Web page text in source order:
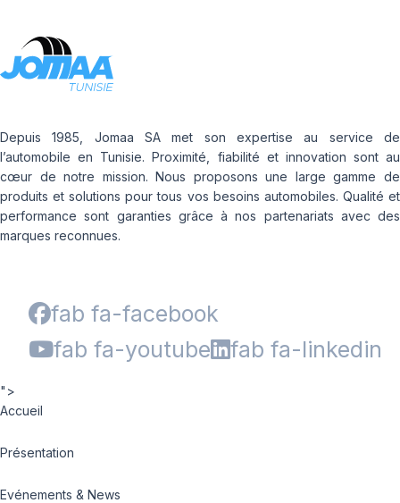
Depuis 1985, Jomaa SA met son expertise au service de
l’automobile en Tunisie. Proximité, fiabilité et innovation sont au
cœur de notre mission. Nous proposons une large gamme de
produits et solutions pour tous vos besoins automobiles. Qualité et
performance sont garanties grâce à nos partenariats avec des
marques reconnues.
fab fa-facebook
fab fa-youtube
fab fa-linkedin
">
Accueil
Présentation
Evénements & News